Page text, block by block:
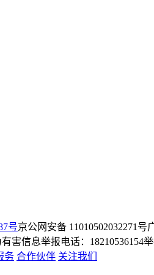
号京公网安备 11010502032271号
害信息举报电话：18210536154
务 合作伙伴 关注我们